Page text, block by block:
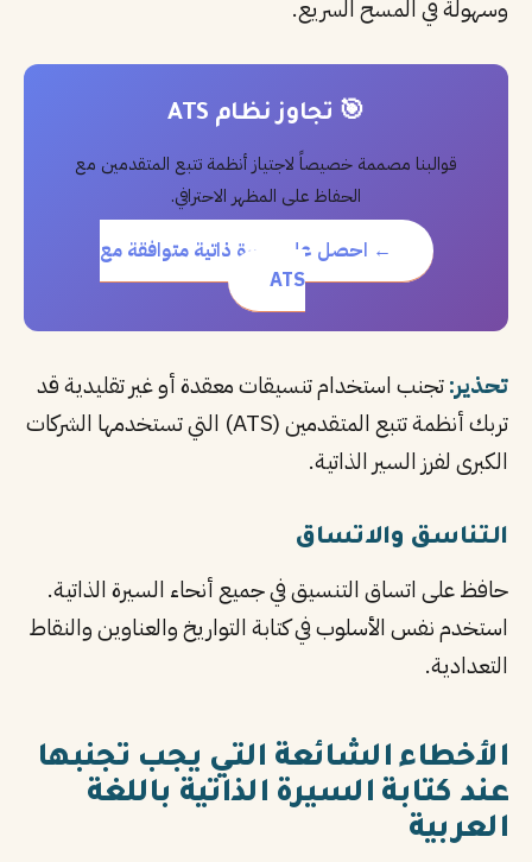
وسهولة في المسح السريع.
🎯 تجاوز نظام ATS
قوالبنا مصممة خصيصاً لاجتياز أنظمة تتبع المتقدمين مع
الحفاظ على المظهر الاحترافي.
← احصل على سيرة ذاتية متوافقة مع
ATS
تحذير:تجنب استخدام تنسيقات معقدة أو غير تقليدية قد
تربك أنظمة تتبع المتقدمين (ATS) التي تستخدمها الشركات
الكبرى لفرز السير الذاتية.
التناسق والاتساق
حافظ على اتساق التنسيق في جميع أنحاء السيرة الذاتية.
استخدم نفس الأسلوب في كتابة التواريخ والعناوين والنقاط
التعدادية.
الأخطاء الشائعة التي يجب تجنبها
عند كتابة السيرة الذاتية باللغة
العربية